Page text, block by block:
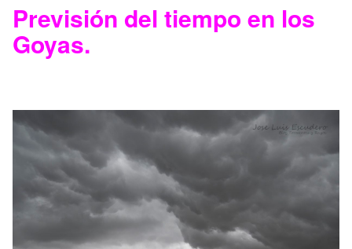
Previsión del tiempo en los
Goyas.